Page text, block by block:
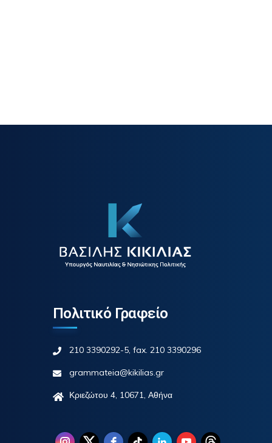
Πολιτικό Γραφείο
210 3390292-5, fax. 210 3390296
grammateia@kikilias.gr
Κριεζώτου 4, 10671, Αθήνα